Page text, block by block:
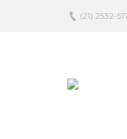
(21) 2532-